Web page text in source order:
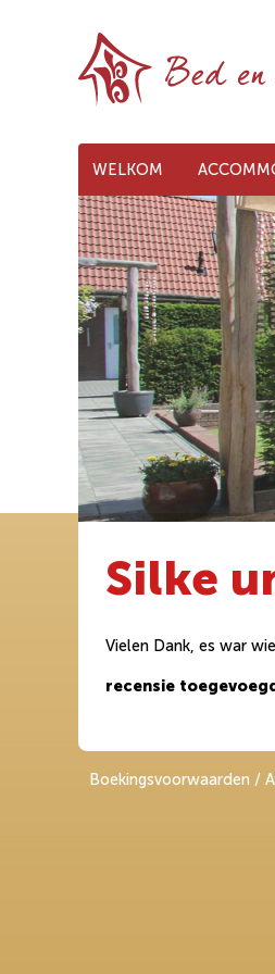
WELKOM
Silke
Vielen Dank, es war
recensie
Boekingsvoorwaarden /